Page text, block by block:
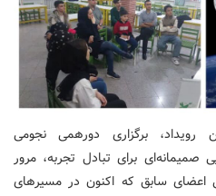
برگزاری دورهمی نجومی
صمیمانه‌ای برای تبادل تجربه، مرور
اعضای سابق که اکنون در مسیرهای